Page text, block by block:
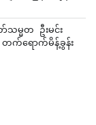
သမ္မတ ဦးမင်း
တက်ရောက်မိန့်ခွန်း